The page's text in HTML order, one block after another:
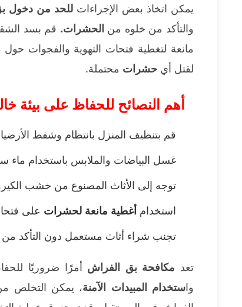
يمكن اتخاذ بعض الإجراءات للحد من دخول
والتأكد من خلوه من الحشرات. قم بسد
مانعة لتغطية فتحات التهوية والفجوات
لقتل أي حشرات محتملة.
أهم النصائح للحفاظ على بيئة
قم بتنظيف المنزل بانتظام وشفط
غسل البياضات والملابس باستخدام
توجه إلى الأثاث المصنوع من خشب
استخدام أغطية مانعة لحشرات على
تجنب شراء أثاث مستعمل دون التأكد
تعد مكافحة بق الفراش أمرًا ضروريًا
واستخدام المبيدات الآمنة، يمكن التخلص